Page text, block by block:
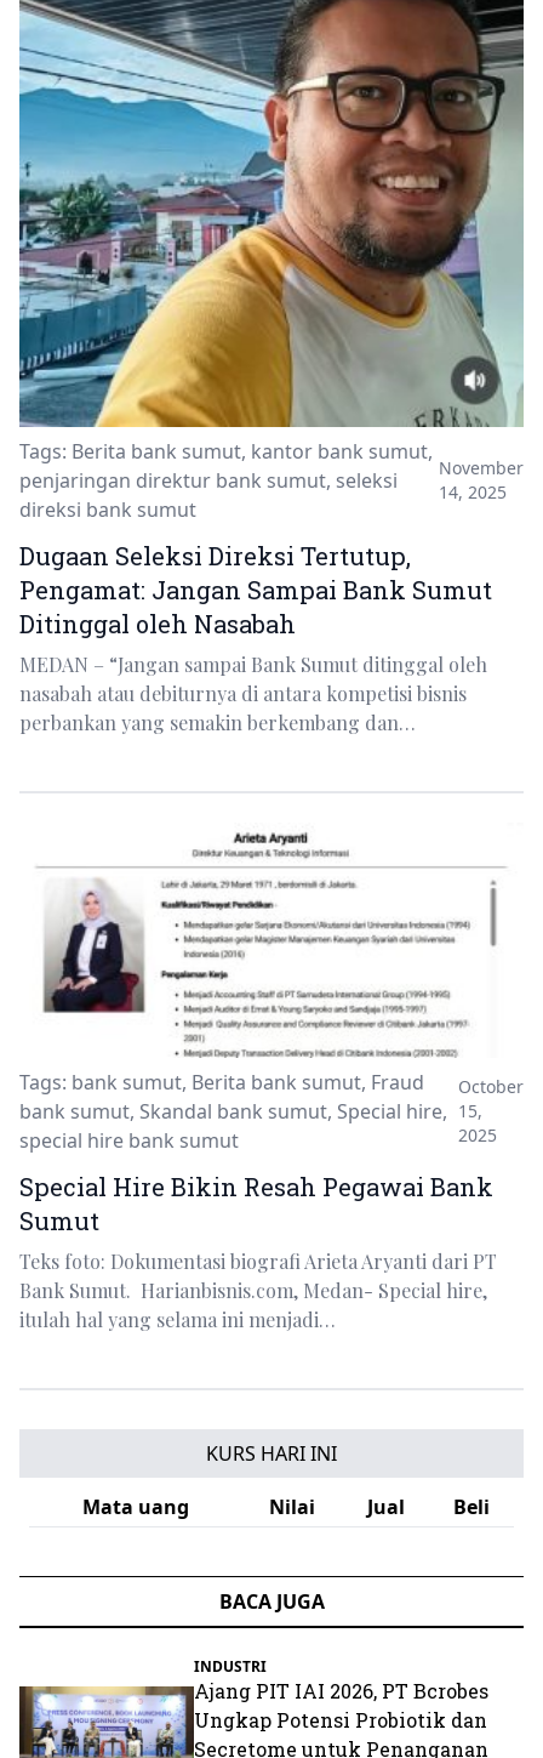
Tags: Berita bank sumut, kantor bank sumut,
penjaringan direktur bank sumut, seleksi
direksi bank sumut
November
14, 2025
Dugaan Seleksi Direksi Tertutup,
Pengamat: Jangan Sampai Bank Sumut
Ditinggal oleh Nasabah
MEDAN – “Jangan sampai Bank Sumut ditinggal oleh
nasabah atau debiturnya di antara kompetisi bisnis
perbankan yang semakin berkembang dan…
Tags: bank sumut, Berita bank sumut, Fraud
bank sumut, Skandal bank sumut, Special hire,
special hire bank sumut
October
15,
2025
Special Hire Bikin Resah Pegawai Bank
Sumut
Teks foto: Dokumentasi biografi Arieta Aryanti dari PT
Bank Sumut. Harianbisnis.com, Medan- Special hire,
itulah hal yang selama ini menjadi…
KURS HARI INI
Mata uang
Nilai Jual Beli
BACA JUGA
INDUSTRI
Ajang PIT IAI 2026, PT Bcrobes
Ungkap Potensi Probiotik dan
Secretome untuk Penanganan